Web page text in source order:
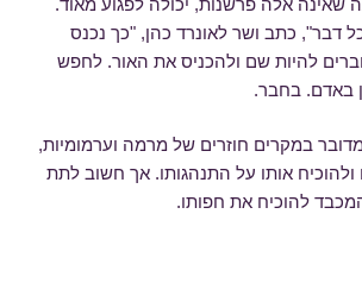
דבר", כתב ושר לאונרד כהן, "כך נכנס
להיות שם ולהכניס את האור. לחפש
באדם. בחבר.
במקרים חוזרים של מרמה וערמומיות,
אותו על התנהגותו. אך חשוב לתת
להוכיח את חפותו.